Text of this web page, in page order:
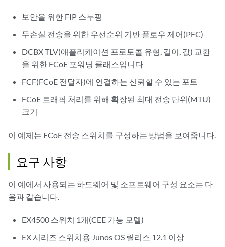
보안을 위한 FIP 스누핑
무손실 전송을 위한 우선순위 기반 플로우 제어(PFC)
DCBX TLV(애플리케이션 프로토콜 유형, 길이, 값) 교환
을 위한 FCoE 포워딩 클래스입니다
FCF(FCoE 전달자)에 연결하는 신뢰할 수 있는 포트
FCoE 트래픽 처리를 위해 확장된 최대 전송 단위(MTU)
크기
이 예제는 FCoE 전송 스위치를 구성하는 방법을 보여줍니다.
요구 사항
이 예에서 사용되는 하드웨어 및 소프트웨어 구성 요소는 다
음과 같습니다.
EX4500 스위치 1개(CEE 가능 모델)
EX 시리즈 스위치용 Junos OS 릴리스 12.1 이상